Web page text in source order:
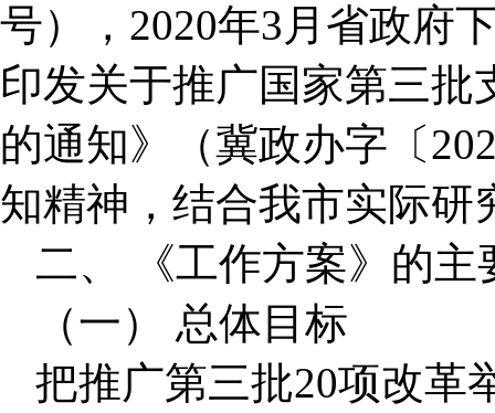
号），2020年3月省政府
印发关于推广国家第三
的通知》（冀政办字〔
知精神，结合我市实际研
二、 《工作方案》的主
（一） 总体目标
把推广第三批20项改革